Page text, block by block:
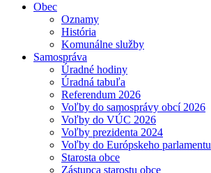
Obec
Oznamy
História
Komunálne služby
Samospráva
Úradné hodiny
Úradná tabuľa
Referendum 2026
Voľby do samosprávy obcí 2026
Voľby do VÚC 2026
Voľby prezidenta 2024
Voľby do Európskeho parlamentu
Starosta obce
Zástupca starostu obce